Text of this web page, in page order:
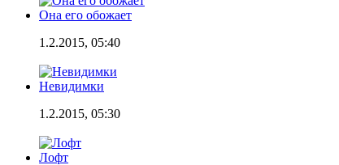
Она его обожает
1.2.2015, 05:40
Невидимки
1.2.2015, 05:30
Лофт